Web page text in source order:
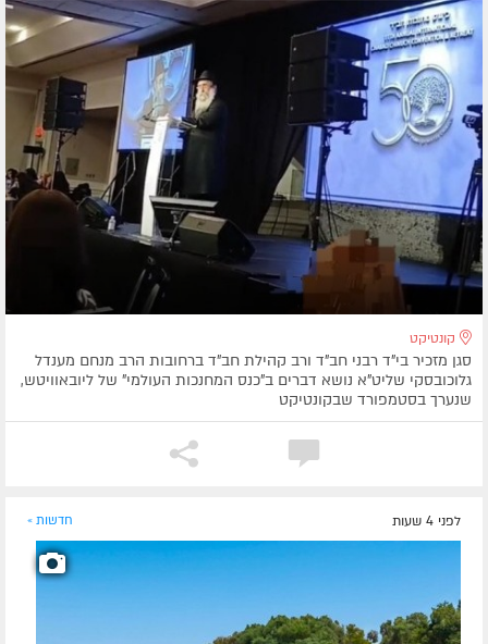
קונטיקט
סגן מזכיר בי"ד רבני חב"ד ורב קהילת חב"ד ברחובות הרב מנחם מענדל
גלוכובסקי שליט"א נושא דברים ב"כנס המחנכות העולמי" של ליובאוויטש,
שנערך בסטמפורד שבקונטיקט
לפני 4 שעות חדשות »